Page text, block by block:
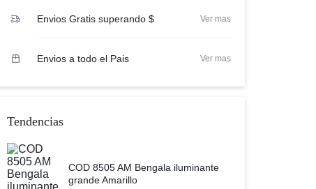
Envios Gratis superando $ Ver mas
Envios a todo el Pais Ver mas
Tendencias
COD 8505 AM Bengala iluminante
grande Amarillo